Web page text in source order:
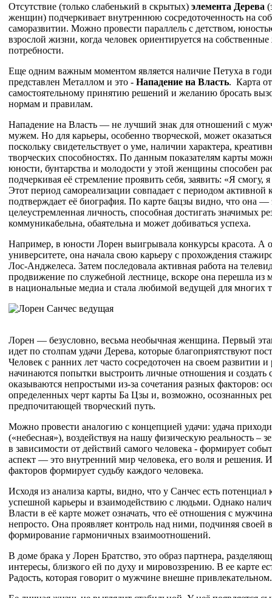
Отсутствие (только слабенький в скрытых) элемента Дерева
женщин) подчеркивает внутреннюю сосредоточенность на
саморазвитии. Можно провести параллель с детством,
взрослой жизни, когда человек ориентируется на
потребности.
Еще одним важным моментом является наличие Петуха в
представлен Металлом и это - Нападение на Власть. Карта
самостоятельному принятию решений и желанию бросать
нормам и правилам.
Нападение на Власть — не лучший знак для отношений с
мужем. Но для карьеры, особенно творческой, может
поскольку свидетельствует о уме, наличии характера,
творческих способностях. По данным показателям карты
юности, бунтарства и молодости у этой женщины способен
подчеркивая её стремление проявить себя, заявить: «Я смогу,
Этот период самореализации совпадает с периодом активной
подтверждает её биография. По карте бацзы видно, что она —
целеустремленная личность, способная достигать значимых
коммуникабельна, обаятельна и может добиваться успеха.
Например, в юности Лорен выигрывала конкурсы красота. А
университете, она начала свою карьеру с прохождения
Лос-Анджелеса. Затем последовала активная работа на
продвижение по служебной лестнице, вскоре она перешла из
в национальные медиа и стала любимой ведущей для многих
Лорен — безусловно, весьма необычная женщина. Первый
идет по столпам удачи Дерева, которые благоприятствуют
Человек с ранних лет часто сосредоточен на своем развитии и
начинаются попытки выстроить личные отношения и создать
оказываются непростыми из-за сочетания разных факторов:
определенных черт карты Ба Цзы и, возможно, осознанных
предпочитающей творческий путь.
Можно провести аналогию с концепцией удачи: удача
(«небесная»), воздействуя на нашу физическую реальность –
в зависимости от действий самого человека - формирует
аспект — это внутренний мир человека, его воля и решения.
факторов формирует судьбу каждого человека.
Исходя из анализа карты, видно, что у Санчес есть потенциал
успешной карьеры и взаимодействию с людьми. Однако
Власти в её карте может означать, что её отношения с
непросто. Она проявляет контроль над ними, подчиняя своей
формирование гармоничных взаимоотношений.
В доме брака у Лорен Братство, это образ партнера,
интересы, близкого ей по духу и мировоззрению. В ее карте
Радость, которая говорит о мужчине внешне привлекательном.